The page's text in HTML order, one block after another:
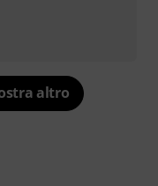
altro